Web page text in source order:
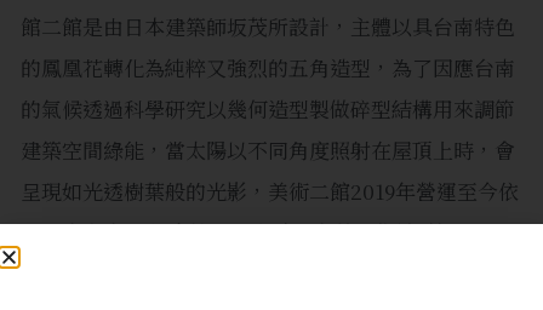
館二館是由日本建築師坂茂所設計，主體以具台南特色
的鳳凰花轉化為純粹又強烈的五角造型，為了因應台南
的氣候透過科學研究以幾何造型製做碎型結構用來調節
建築空間綠能，當太陽以不同角度照射在屋頂上時，會
呈現如光透樹葉般的光影，美術二館2019年營運至今依
然是來台南IG打卡拍照的聖地，尤其是位於5樓的